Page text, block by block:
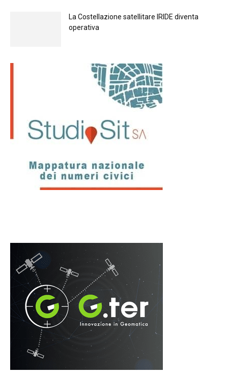
La Costellazione satellitare IRIDE diventa
operativa